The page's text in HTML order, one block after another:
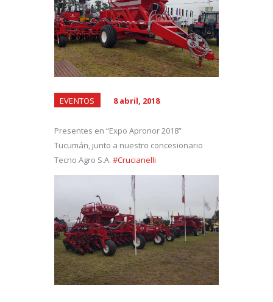
EVENTOS 8 abril, 2018
Presentes en “Expo Apronor 2018”
Tucumán, junto a nuestro concesionario
Tecno Agro S.A. #Crucianelli